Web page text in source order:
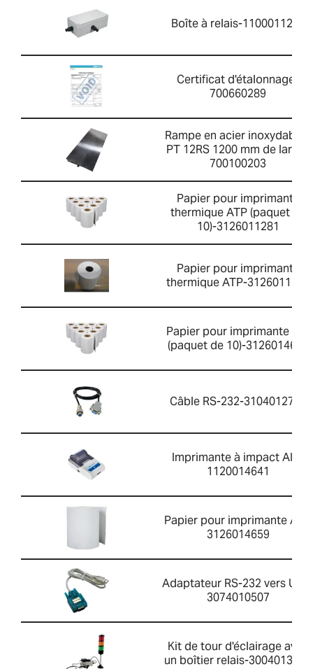
Boîte à relais-1100011297
Certificat d'étalonnage-
700660289
Rampe en acier inoxydable -
PT 12RS 1200 mm de large-
700100203
Papier pour imprimante
thermique ATP (paquet de
10)-3126011281
Papier pour imprimante
thermique ATP-3126011263
Papier pour imprimante AIP
(paquet de 10)-3126014660
Câble RS-232-3104012701
Imprimante à impact AIP-
1120014641
Papier pour imprimante AIP-
3126014659
Adaptateur RS-232 vers
3074010507
Kit de tour d'éclairage avec
un boîtier relais-3004013214